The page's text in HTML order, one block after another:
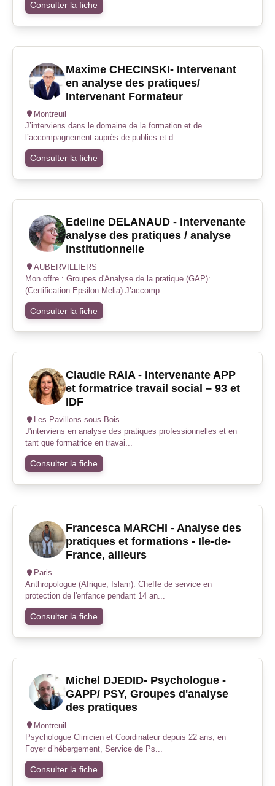
Consulter la fiche
Maxime CHECINSKI- Intervenant
en analyse des pratiques/
Intervenant Formateur
Montreuil
J’interviens dans le domaine de la formation et de
l’accompagnement auprès de publics et d...
Consulter la fiche
Edeline DELANAUD - Intervenante
analyse des pratiques / analyse
institutionnelle
AUBERVILLIERS
Mon offre : Groupes d'Analyse de la pratique (GAP):
(Certification Epsilon Melia) J’accomp...
Consulter la fiche
Claudie RAIA - Intervenante APP
et formatrice travail social – 93 et
IDF
Les Pavillons-sous-Bois
J'interviens en analyse des pratiques professionnelles et en
tant que formatrice en travai...
Consulter la fiche
Francesca MARCHI - Analyse des
pratiques et formations - Ile-de-
France, ailleurs
Paris
Anthropologue (Afrique, Islam). Cheffe de service en
protection de l'enfance pendant 14 an...
Consulter la fiche
Michel DJEDID- Psychologue -
GAPP/ PSY, Groupes d'analyse
des pratiques
Montreuil
Psychologue Clinicien et Coordinateur depuis 22 ans, en
Foyer d’hébergement, Service de Ps...
Consulter la fiche